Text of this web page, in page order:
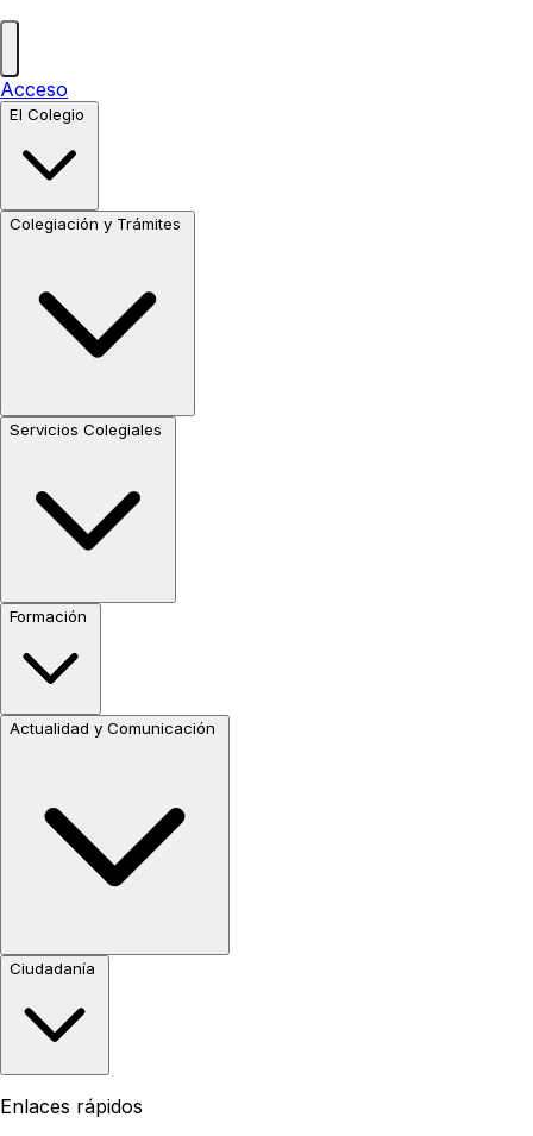
Acceso
El Colegio
Colegiación y Trámites
Servicios Colegiales
Formación
Actualidad y Comunicación
Ciudadanía
Enlaces rápidos